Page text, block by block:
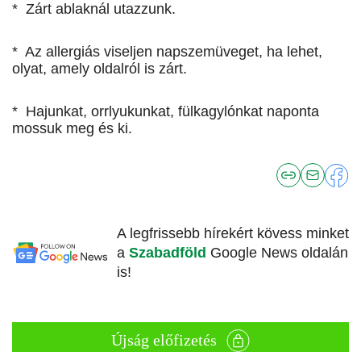
* Zárt ablaknál utazzunk.
* Az allergiás viseljen napszemüveget, ha lehet,
olyat, amely oldalról is zárt.
* Hajunkat, orrlyukunkat, fülkagylónkat naponta
mossuk meg és ki.
A legfrissebb hírekért kövess minket
a Szabadföld Google News oldalán
is!
Újság előfizetés